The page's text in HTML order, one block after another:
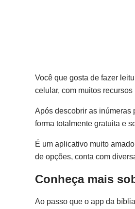
Você que gosta de fazer
celular, com muitos
Após descobrir as inúmeras
forma totalmente gratuita e
É um aplicativo muito
de opções, conta com
Conheça mais
Ao passo que o app da